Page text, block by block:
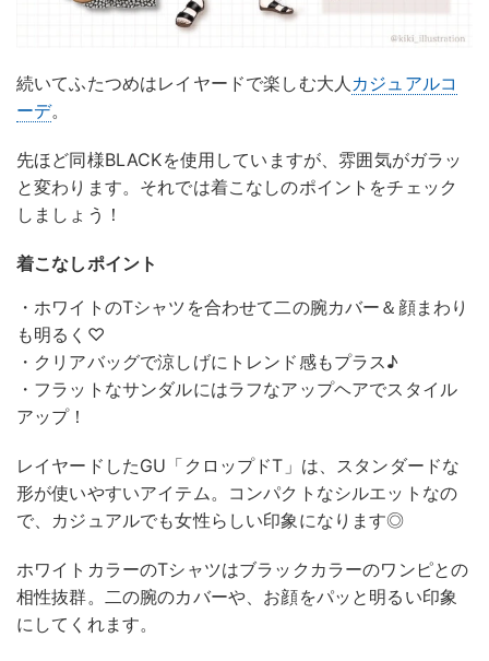
続いてふたつめはレイヤードで楽しむ大人 カジュアルコ
ーデ。
先ほど同様BLACKを使用していますが、雰囲気がガラッ
と変わります。それでは着こなしのポイントをチェック
しましょう！
着こなしポイント
・ホワイトのTシャツを合わせて二の腕カバー＆顔まわり
も明るく♡
・クリアバッグで涼しげにトレンド感もプラス♪
・フラットなサンダルにはラフなアップヘアでスタイル
アップ！
レイヤードしたGU「クロップドT」は、スタンダードな
形が使いやすいアイテム。コンパクトなシルエットなの
で、カジュアルでも女性らしい印象になります◎
ホワイトカラーのTシャツはブラックカラーのワンピとの
相性抜群。二の腕のカバーや、お顔をパッと明るい印象
にしてくれます。